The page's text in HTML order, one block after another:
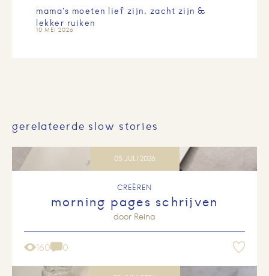
mama’s moeten lief zijn, zacht zijn &
lekker ruiken
10 MEI 2026
gerelateerde slow stories
05 JULI 2026
CREËREN
morning pages schrijven
door Reina
160 0